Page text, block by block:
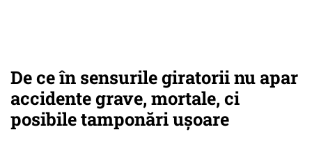
De ce în sensurile giratorii nu apar
accidente grave, mortale, ci
posibile tamponări ușoare